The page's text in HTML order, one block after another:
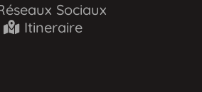
Sociaux
Itineraire